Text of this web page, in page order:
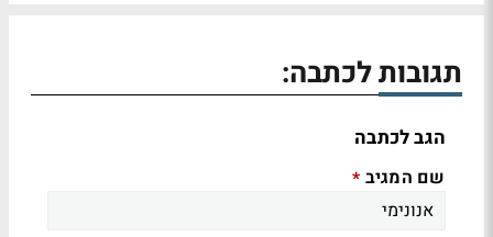
תגובות לכתבה:
הגב לכתבה
שם המגיב *